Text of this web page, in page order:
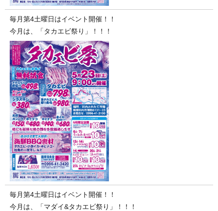
毎月第4土曜日はイベント開催！！
今月は、「タカエビ祭り」！！！
毎月第4土曜日はイベント開催！！
今月は、「マダイ&タカエビ祭り」！！！